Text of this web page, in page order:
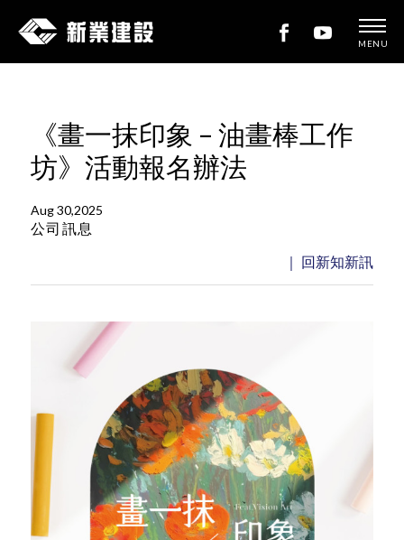
新
設
MENU
《畫一抹印象 – 油畫棒工作
坊》活動報名辦法
Aug 30,2025
公司訊息
｜ 回新知新訊